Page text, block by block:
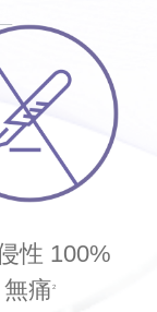
性 100%
無痛2